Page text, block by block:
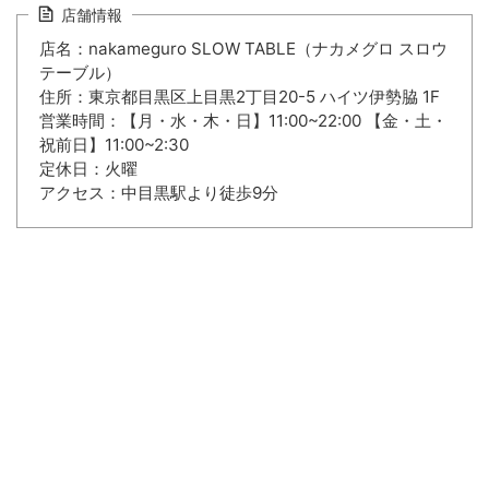
店舗情報
店名：nakameguro SLOW TABLE（ナカメグロ スロウ
テーブル）
住所：東京都目黒区上目黒2丁目20-5 ハイツ伊勢脇 1F
営業時間：【月・水・木・日】11:00~22:00 【金・土・
祝前日】11:00~2:30
定休日：火曜
アクセス：中目黒駅より徒歩9分